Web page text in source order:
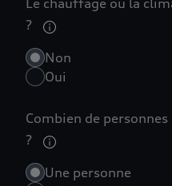
?
Non
Oui
Combien de
?
Une personne
0
2